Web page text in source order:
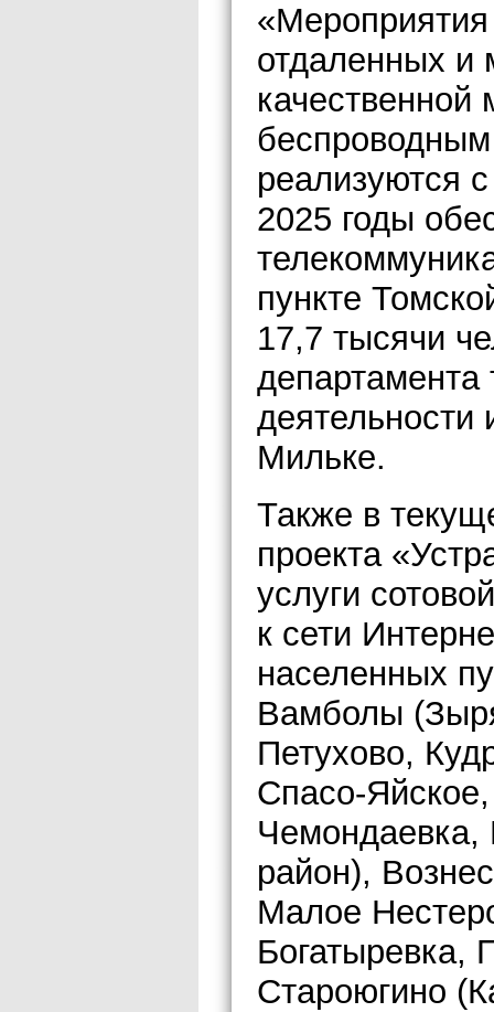
отдаленных и
реализуются
2025 годы
пункте
17,7 тысячи
департамента
деятельности
Мильке.
Также в
проекта
услуги
к сети
населенных
Вамболы
Петухово,
Спасо-
Чемондаевка,
район),
Малое
Богатыревка,
Староюгино